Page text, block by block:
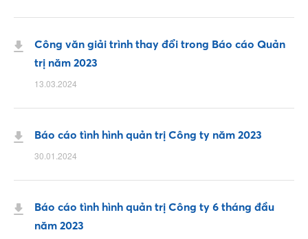
Công văn giải trình thay đổi trong Báo cáo Quản
trị năm 2023
13.03.2024
Báo cáo tình hình quản trị Công ty năm 2023
30.01.2024
Báo cáo tình hình quản trị Công ty 6 tháng đầu
năm 2023
Facebook
Youtube
Linkedin